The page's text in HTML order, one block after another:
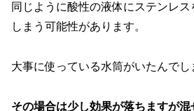
同じように酸性の液体にステンレ
しまう可能性があります。
大事に使っている水筒がいたんでし
その場合は少し効果が落ちますが